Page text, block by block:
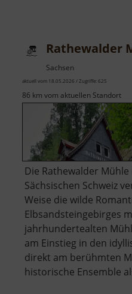
der
Fähre
Rathewalder
Sachsen
aktuell vom 18.05.2026 / Zugriffe: 625
86 km vom aktuellen Standort
Die Rathewalder
Sächsischen Schweiz
Weise die wilde
Elbsandsteingebirges
jahrhundertealten
am Einstieg in den
direkt am berühmten
historische Ensemble